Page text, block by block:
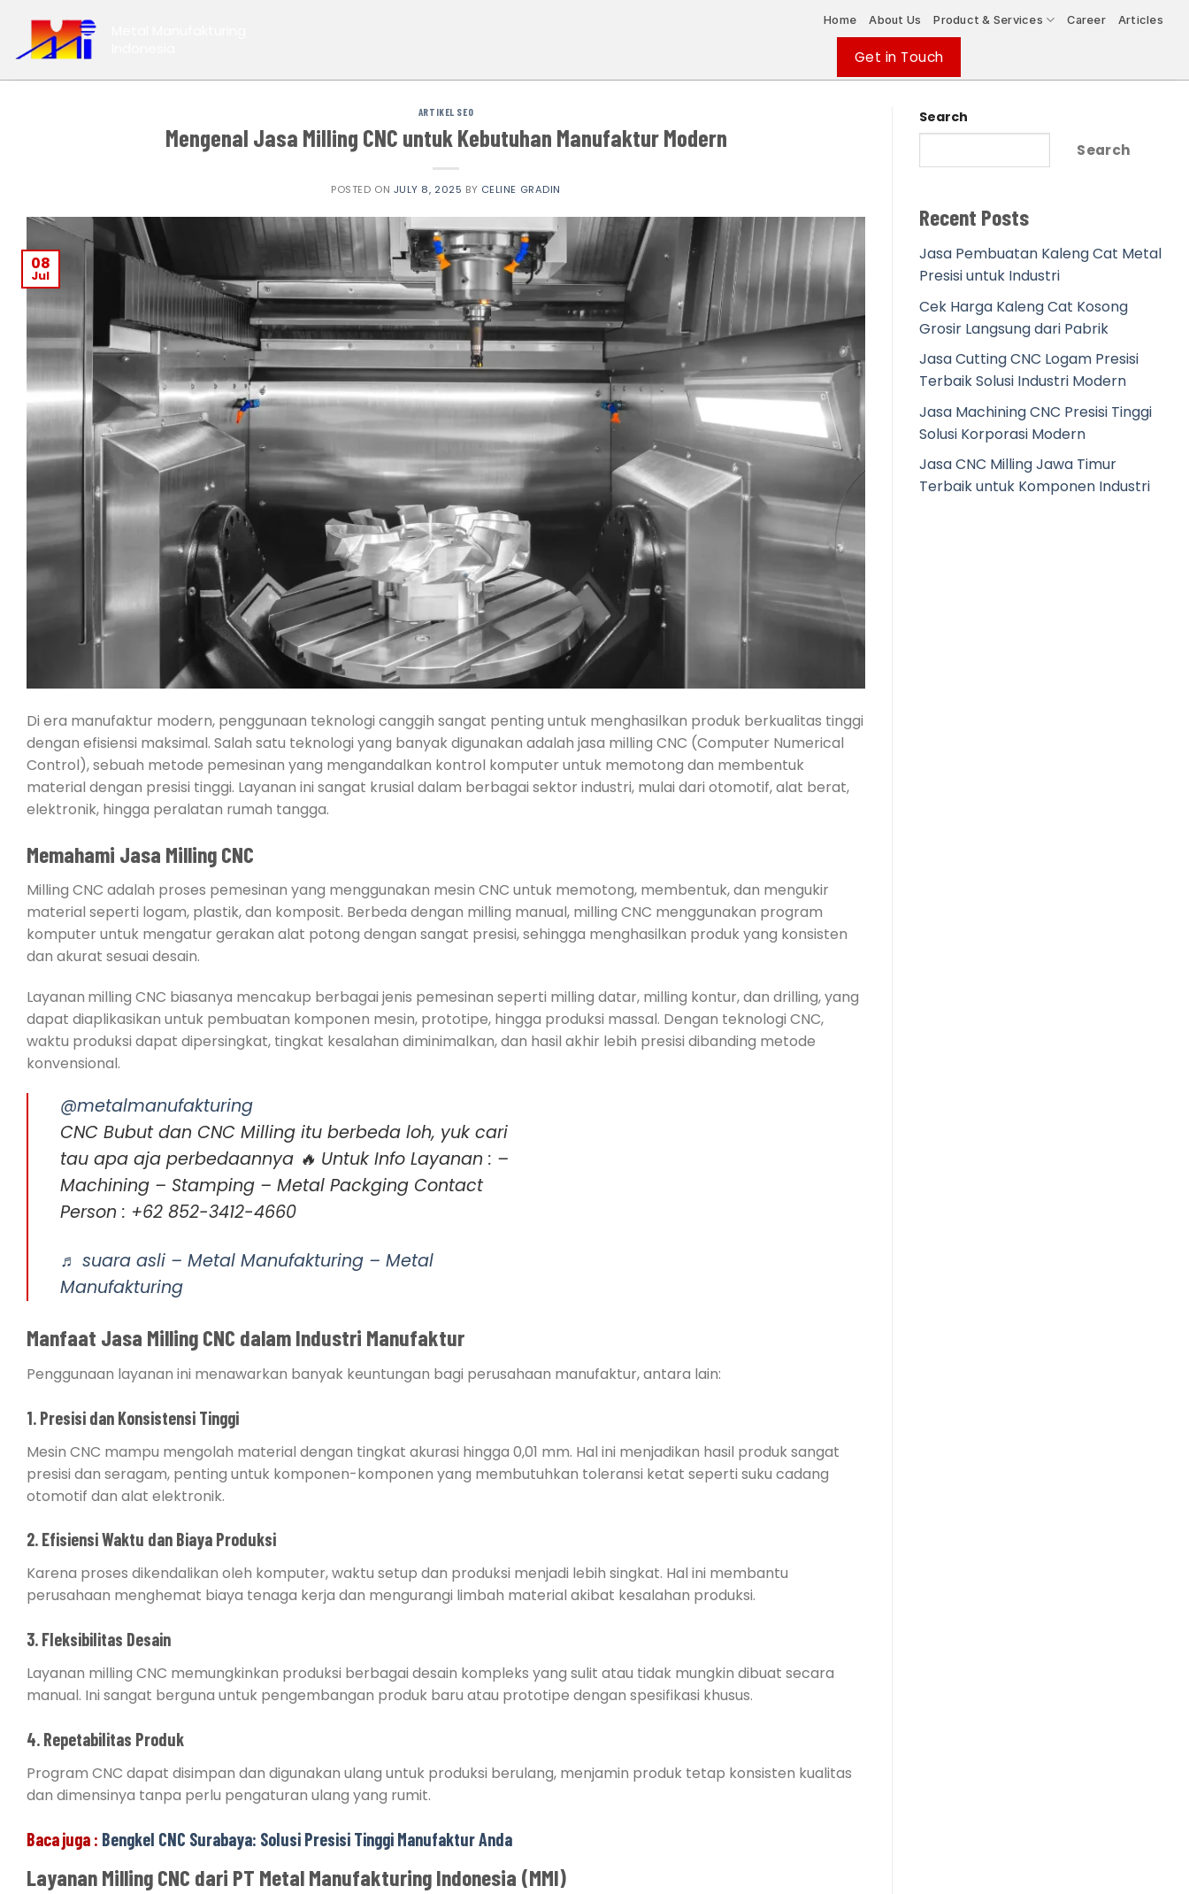
content
Home About Us Product & Services Career Articles
Get in Touch
ARTIKEL SEO
Mengenal Jasa Milling CNC untuk Kebutuhan Manufaktur Modern
POSTED ON JULY 8, 2025 BY CELINE GRADIN
08
Jul
Di era manufaktur modern, penggunaan teknologi canggih sangat penting untuk menghasilkan produk berkualitas tinggi
dengan efisiensi maksimal. Salah satu teknologi yang banyak digunakan adalah jasa milling CNC (Computer Numerical
Control), sebuah metode pemesinan yang mengandalkan kontrol komputer untuk memotong dan membentuk
material dengan presisi tinggi. Layanan ini sangat krusial dalam berbagai sektor industri, mulai dari otomotif, alat berat,
elektronik, hingga peralatan rumah tangga.
Memahami Jasa Milling CNC
Milling CNC adalah proses pemesinan yang menggunakan mesin CNC untuk memotong, membentuk, dan mengukir
material seperti logam, plastik, dan komposit. Berbeda dengan milling manual, milling CNC menggunakan program
komputer untuk mengatur gerakan alat potong dengan sangat presisi, sehingga menghasilkan produk yang konsisten
dan akurat sesuai desain.
Layanan milling CNC biasanya mencakup berbagai jenis pemesinan seperti milling datar, milling kontur, dan drilling, yang
dapat diaplikasikan untuk pembuatan komponen mesin, prototipe, hingga produksi massal. Dengan teknologi CNC,
waktu produksi dapat dipersingkat, tingkat kesalahan diminimalkan, dan hasil akhir lebih presisi dibanding metode
konvensional.
@metalmanufakturing
CNC Bubut dan CNC Milling itu berbeda loh, yuk cari
tau apa aja perbedaannya 🔥 Untuk Info Layanan : –
Machining – Stamping – Metal Packging Contact
Person : +62 852-3412-4660
♬ suara asli – Metal Manufakturing – Metal
Manufakturing
Manfaat Jasa Milling CNC dalam Industri Manufaktur
Penggunaan layanan ini menawarkan banyak keuntungan bagi perusahaan manufaktur, antara lain:
1. Presisi dan Konsistensi Tinggi
Mesin CNC mampu mengolah material dengan tingkat akurasi hingga 0,01 mm. Hal ini menjadikan hasil produk sangat
presisi dan seragam, penting untuk komponen-komponen yang membutuhkan toleransi ketat seperti suku cadang
otomotif dan alat elektronik.
2. Efisiensi Waktu dan Biaya Produksi
Karena proses dikendalikan oleh komputer, waktu setup dan produksi menjadi lebih singkat. Hal ini membantu
perusahaan menghemat biaya tenaga kerja dan mengurangi limbah material akibat kesalahan produksi.
3. Fleksibilitas Desain
Layanan milling CNC memungkinkan produksi berbagai desain kompleks yang sulit atau tidak mungkin dibuat secara
manual. Ini sangat berguna untuk pengembangan produk baru atau prototipe dengan spesifikasi khusus.
4. Repetabilitas Produk
Program CNC dapat disimpan dan digunakan ulang untuk produksi berulang, menjamin produk tetap konsisten kualitas
dan dimensinya tanpa perlu pengaturan ulang yang rumit.
Baca juga : Bengkel CNC Surabaya: Solusi Presisi Tinggi Manufaktur Anda
Layanan Milling CNC dari PT Metal Manufakturing Indonesia (MMI)
Search
Search
Recent Posts
Jasa Pembuatan Kaleng Cat Metal
Presisi untuk Industri
Cek Harga Kaleng Cat Kosong
Grosir Langsung dari Pabrik
Jasa Cutting CNC Logam Presisi
Terbaik Solusi Industri Modern
Jasa Machining CNC Presisi Tinggi
Solusi Korporasi Modern
Jasa CNC Milling Jawa Timur
Terbaik untuk Komponen Industri